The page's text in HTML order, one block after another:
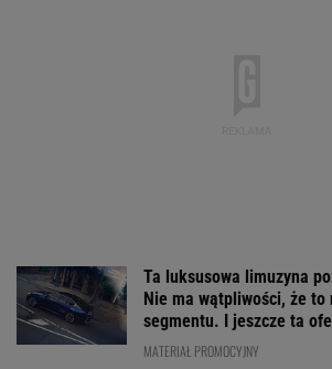
Ta luksusowa limuzyna
Nie ma wątpliwości, że to
segmentu. I jeszcze ta
MATERIAŁ PROMOCYJNY